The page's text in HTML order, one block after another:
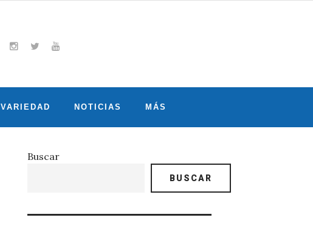
VARIEDAD NOTICIAS MÁS
Buscar
BUSCAR